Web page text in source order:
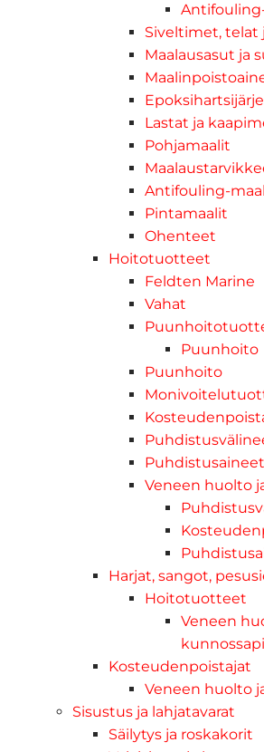
Siveltimet, telat
Maalausasut ja
Lastat ja
Pohjamaalit
Antifouling-
Pintamaalit
Ohenteet
Hoitotuotteet
Feldten Marine
Vahat
Puunhoito
Puunhoito
Puhdistusaineet
Veneen huolto
Harjat, sangot,
Hoitotuotteet
Veneen
Kosteudenpoistajat
Veneen huolto
Sisustus ja lahjatavarat
Säilytys ja roskakorit